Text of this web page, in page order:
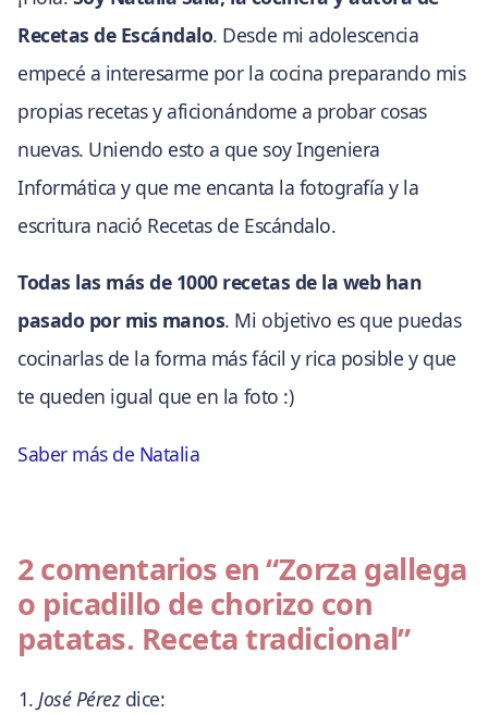
Recetas de Escándalo. Desde mi adolescencia
empecé a interesarme por la cocina preparando mis
propias recetas y aficionándome a probar cosas
nuevas. Uniendo esto a que soy Ingeniera
Informática y que me encanta la fotografía y la
escritura nació Recetas de Escándalo.
Todas las más de 1000 recetas de la web han
pasado por mis manos. Mi objetivo es que puedas
cocinarlas de la forma más fácil y rica posible y que
te queden igual que en la foto :)
Saber más de Natalia
2 comentarios en“Zorza gallega
o picadillo de chorizo con
patatas. Receta tradicional”
José Pérez dice: